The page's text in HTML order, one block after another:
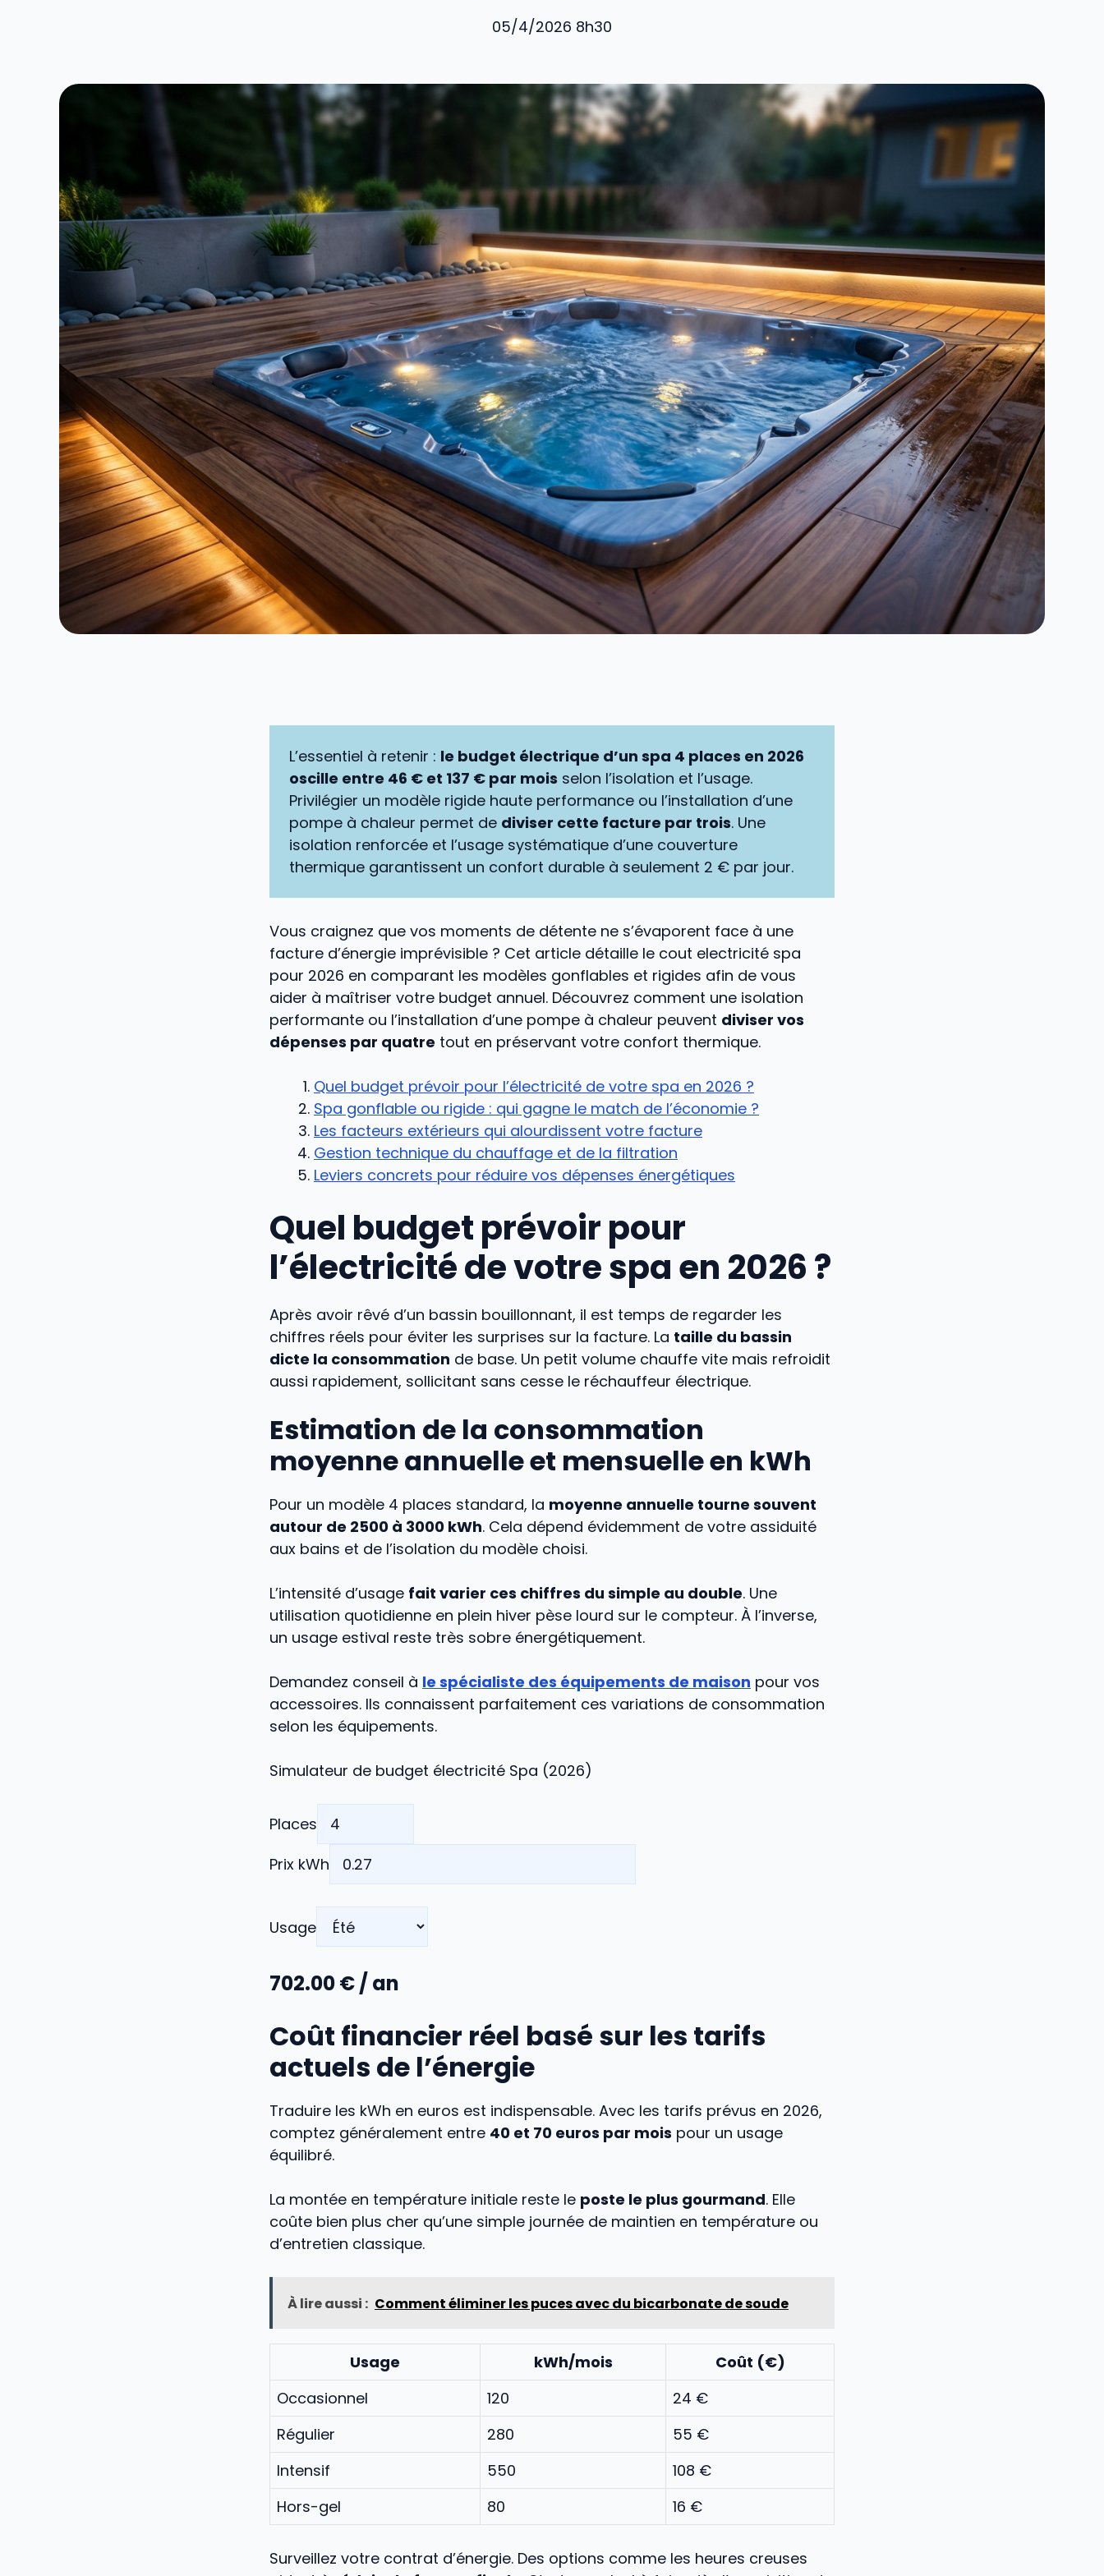
05/4/2026 8h30
L’essentiel à retenir : le budget électrique d’un spa 4 places en 2026
oscille entre 46 € et 137 € par mois selon l’isolation et l’usage.
Privilégier un modèle rigide haute performance ou l’installation d’une
pompe à chaleur permet de diviser cette facture par trois. Une
isolation renforcée et l’usage systématique d’une couverture
thermique garantissent un confort durable à seulement 2 € par jour.
Vous craignez que vos moments de détente ne s’évaporent face à une
facture d’énergie imprévisible ? Cet article détaille le cout electricité spa
pour 2026 en comparant les modèles gonflables et rigides afin de vous
aider à maîtriser votre budget annuel. Découvrez comment une isolation
performante ou l’installation d’une pompe à chaleur peuvent diviser vos
dépenses par quatre tout en préservant votre confort thermique.
Quel budget prévoir pour l’électricité de votre spa en 2026 ?
Spa gonflable ou rigide : qui gagne le match de l’économie ?
Les facteurs extérieurs qui alourdissent votre facture
Gestion technique du chauffage et de la filtration
Leviers concrets pour réduire vos dépenses énergétiques
Quel budget prévoir pour
l’électricité de votre spa en 2026 ?
Après avoir rêvé d’un bassin bouillonnant, il est temps de regarder les
chiffres réels pour éviter les surprises sur la facture. La taille du bassin
dicte la consommation de base. Un petit volume chauffe vite mais refroidit
aussi rapidement, sollicitant sans cesse le réchauffeur électrique.
Estimation de la consommation
moyenne annuelle et mensuelle en kWh
Pour un modèle 4 places standard, la moyenne annuelle tourne souvent
autour de 2500 à 3000 kWh. Cela dépend évidemment de votre assiduité
aux bains et de l’isolation du modèle choisi.
L’intensité d’usage fait varier ces chiffres du simple au double. Une
utilisation quotidienne en plein hiver pèse lourd sur le compteur. À l’inverse,
un usage estival reste très sobre énergétiquement.
Demandez conseil à le spécialiste des équipements de maison pour vos
accessoires. Ils connaissent parfaitement ces variations de consommation
selon les équipements.
Simulateur de budget électricité Spa (2026)
Places
Prix kWh
Usage
702.00€ / an
Coût financier réel basé sur les tarifs
actuels de l’énergie
Traduire les kWh en euros est indispensable. Avec les tarifs prévus en 2026,
comptez généralement entre 40 et 70 euros par mois pour un usage
équilibré.
La montée en température initiale reste le poste le plus gourmand. Elle
coûte bien plus cher qu’une simple journée de maintien en température ou
d’entretien classique.
À lire aussi : Comment éliminer les puces avec du bicarbonate de soude
Usage kWh/mois
Coût (€)
Occasionnel
120
24 €
Régulier
280
55 €
Intensif
550
108 €
Hors-gel
80 16 €
Surveillez votre contrat d’énergie. Des options comme les heures creuses